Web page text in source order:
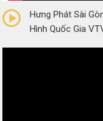
Hưng Phát Sài
Hình Quốc Gia